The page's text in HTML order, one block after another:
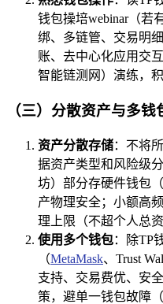
钱包操培webinar（若
绑、多链管、交易明
账、去中心化应用交
智能链测网）演练，
（三）分散资产与多钱
资产分散存储：不将
据资产类型和风险级
坊）部分存硬件钱包
产物理安全；小额高
理上限（不超个人总资
使用多个钱包：除TP
（MetaMask、Trust
支持、交易费优、安
策，避单一钱包故障